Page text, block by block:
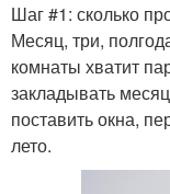
Шаг #1: сколько
Месяц, три,
комнаты хватит
закладывать
поставить окна,
лето.